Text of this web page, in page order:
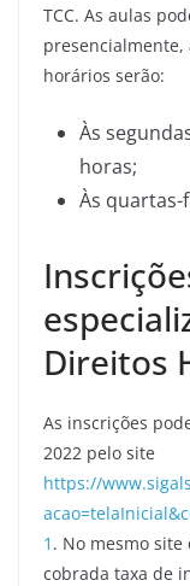
TCC. As aulas
horários serão:
Às
horas;
Às quartas-
Direitos
As inscrições
2022 pelo site
https://
1 . No mesmo
cobrada taxa de